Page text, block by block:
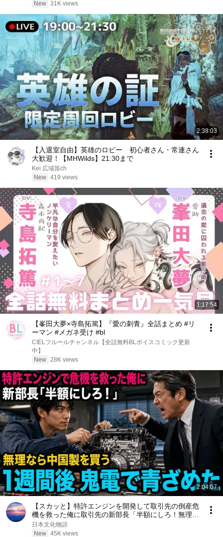
New 31K views
2:38:03
【入退室自由】英雄のロビー 初心者さん・常連さん
大歓迎！【MHWilds】21:30まで
Kei 広域笛ch
New 419 views
1:17:54
【峯田大夢×寺島拓篤】『愛の刺青』全話まとめ #リ
ーマン #メガネ受け #bl
CIELフルールチャンネル【全話無料BLボイスコミック更新
中】
New 28K views
2:04:07
【スカッと】特許エンジンを開発して取引先の倒産危
機を救った俺に取引先の新部長「半額にしろ！無理な
ら中国製を買う」1週間後、部長から鬼電→俺「お宅
の競合と5倍で独占契約済みです」
日本文化物語
New 45K views